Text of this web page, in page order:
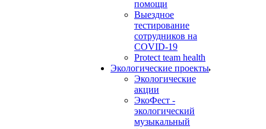
помощи
Выездное
тестирование
сотрудников на
COVID-19
Protect team health
Экологические проекты
Экологические
акции
ЭкоФест -
экологический
музыкальный